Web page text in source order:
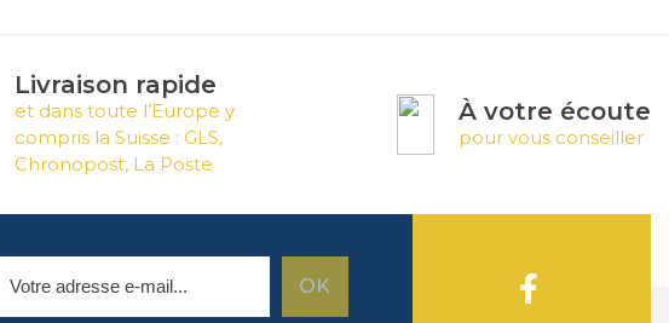
Livraison rapide
et dans toute l’Europe y
compris la Suisse : GLS,
Chronopost, La Poste
À votre écoute
pour vous conseiller